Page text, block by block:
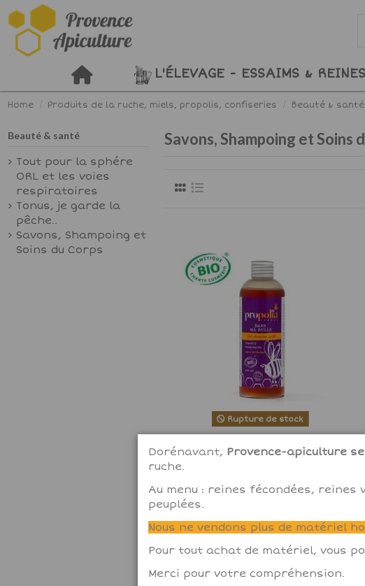
L'ÉLEVAGE - ESSAIMS & REINES
Home Produits de la ruche, miels, propolis, confiseries Beauté & santé
Savons, Shampoing et Soins
Rupture de stock
Gel douche actif Bio Propolis &
mandarine
8,75 €
Beauté & santé
Tout pour la sphére
ORL et les voies
respiratoires
Tonus, je garde la
pêche..
Savons, Shampoing et
Soins du Corps
Dorénavant, Provence-apiculture
ruche.
Au menu : reines fécondées,
peuplées.
Nous ne vendons plus de matériel
Pour tout achat de matériel, vous
Merci pour votre compréhension.